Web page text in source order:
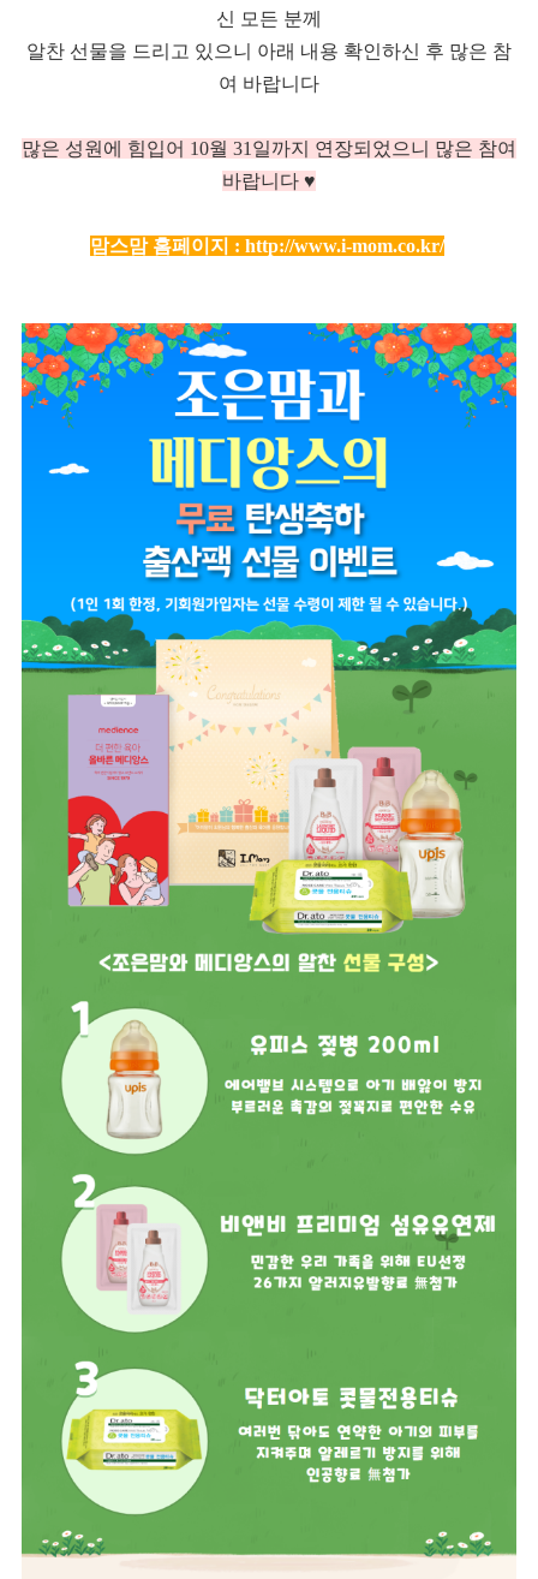
신 모든 분께
알찬 선물을 드리고 있으니 아래 내용 확인하신 후 많은 참
여 바랍니다
많은 성원에 힘입어 10월 31일까지 연장되었으니 많은 참여
바랍니다 ♥
맘스맘 홈페이지 : http://www.i-mom.co.kr/